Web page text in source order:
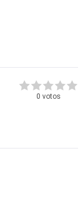
0 votos